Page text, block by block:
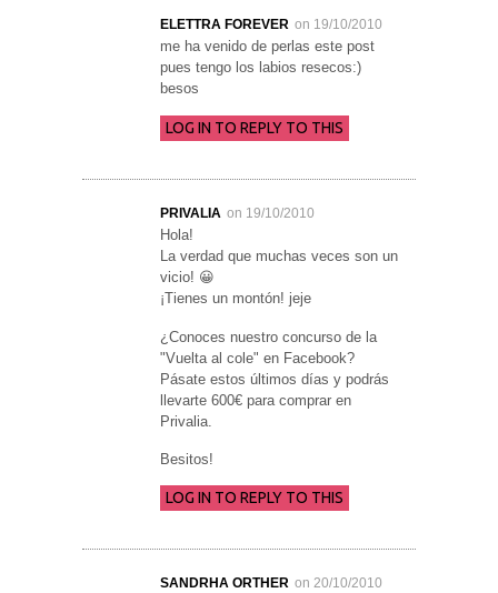
ELETTRA FOREVER on 19/10/2010
me ha venido de perlas este post
pues tengo los labios resecos:)
besos
LOG IN TO REPLY TO THIS
PRIVALIA on 19/10/2010
Hola!
La verdad que muchas veces son un
vicio! 😀
¡Tienes un montón! jeje
¿Conoces nuestro concurso de la
"Vuelta al cole" en Facebook?
Pásate estos últimos días y podrás
llevarte 600€ para comprar en
Privalia.
Besitos!
LOG IN TO REPLY TO THIS
SANDRHA ORTHER on 20/10/2010